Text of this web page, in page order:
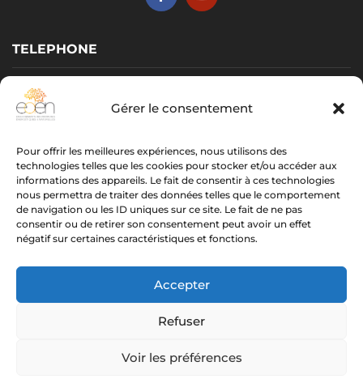
Gérer le consentement
Pour offrir les meilleures expériences, nous utilisons des
technologies telles que les cookies pour stocker et/ou accéder aux
informations des appareils. Le fait de consentir à ces technologies
nous permettra de traiter des données telles que le comportement
de navigation ou les ID uniques sur ce site. Le fait de ne pas
consentir ou de retirer son consentement peut avoir un effet
négatif sur certaines caractéristiques et fonctions.
Accepter
Refuser
Voir les préférences
TELEPHONE
Vérone GARNIER :
Yoan GARI : 06 07 82 66 49
EMAIL
oracledeverone@gmail.com
yoan.gari@gmail.com
centre.eden.formation@gmail.com
SIRET V. Garnier : 498 017 490 00034 • SIRET Y. GARI : 812 584
951 00014
Mentions légales. Confidentialité.